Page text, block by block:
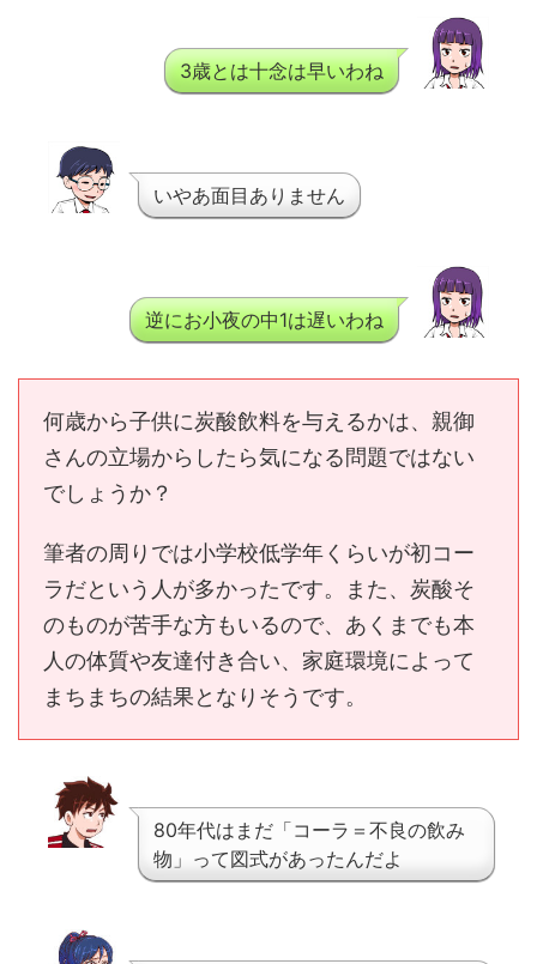
3歳とは十念は早いわね
いやあ面目ありません
逆にお小夜の中1は遅いわね
何歳から子供に炭酸飲料を与えるかは、親御
さんの立場からしたら気になる問題ではない
でしょうか？
筆者の周りでは小学校低学年くらいが初コー
ラだという人が多かったです。また、炭酸そ
のものが苦手な方もいるので、あくまでも本
人の体質や友達付き合い、家庭環境によって
まちまちの結果となりそうです。
80年代はまだ「コーラ＝不良の飲み
物」って図式があったんだよ